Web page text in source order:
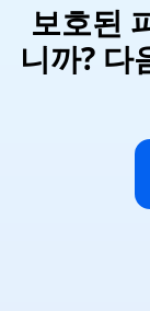
보호된
니까? 다